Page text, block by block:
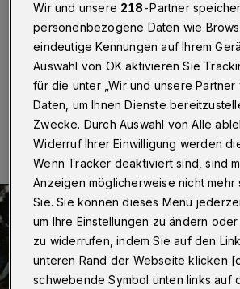
einem Mehrfamilienhaus am 8. Mai in
Rudolfstraße heimatlos geworden.
Zwischen-Domizil.
16.05.2021 , 14:28 Uhr Eine Minute
Wir und unsere 218-Partner
personenbezogene Daten wie
eindeutige Kennungen auf Ihrem
Auswahl von OK aktivieren Sie
für die unter „Wir und unsere
Daten, um Ihnen Dienste
Zwecke. Durch Auswahl von Alle
Widerruf Ihrer Einwilligung werden
Wenn Tracker deaktiviert sind, sind
Anzeigen möglicherweise nicht
Sie. Sie können dieses Menü
um Ihre Einstellungen zu ändern
zu widerrufen, indem Sie auf den
unteren Rand der Webseite klicken
schwebende Symbol unten links auf